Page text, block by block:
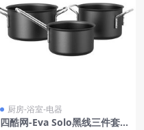
厨房-浴室-电器
四酷网-Eva Solo黑线三件套